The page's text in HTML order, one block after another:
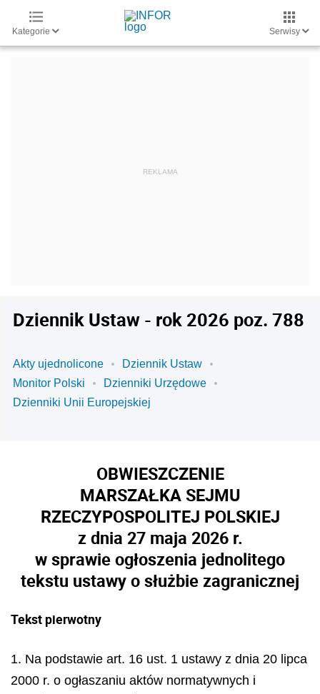
Kategorie Serwisy
Dziennik Ustaw - rok 2026 poz. 788
Akty ujednolicone
Dziennik Ustaw
Monitor Polski
Dzienniki Urzędowe
Dzienniki Unii Europejskiej
OBWIESZCZENIE
MARSZAŁKA SEJMU
RZECZYPOSPOLITEJ POLSKIEJ
z dnia 27 maja 2026 r.
w sprawie ogłoszenia jednolitego
tekstu ustawy o służbie zagranicznej
Tekst pierwotny
1. Na podstawie art. 16 ust. 1 ustawy z dnia 20 lipca
2000 r. o ogłaszaniu aktów normatywnych i